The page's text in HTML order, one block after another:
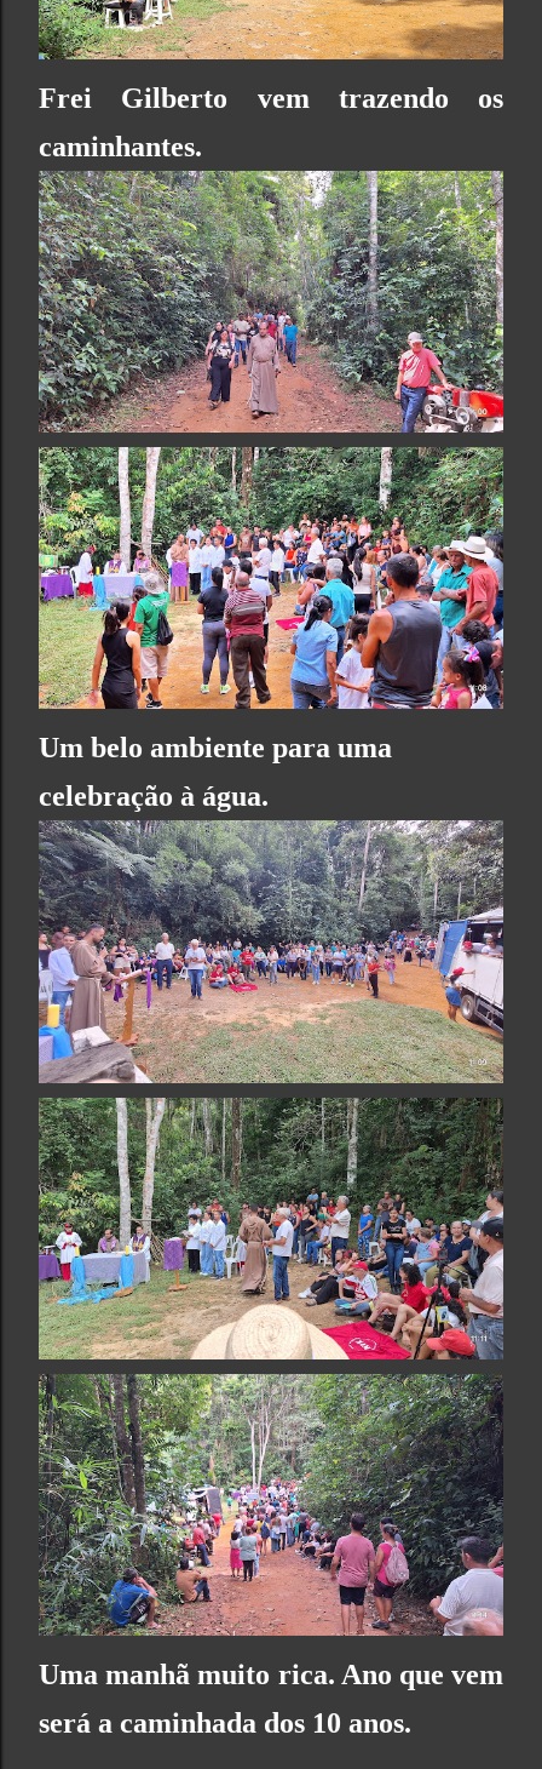
Frei Gilberto vem trazendo os
caminhantes.
Um belo ambiente para uma
celebração à água.
Uma manhã muito rica. Ano que vem
será a caminhada dos 10 anos.